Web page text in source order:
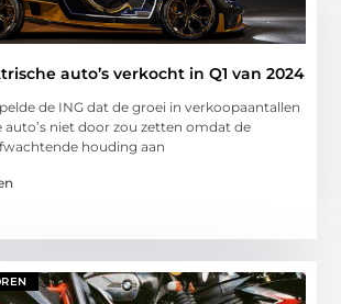
auto’s verkocht in Q1 van 2024
de ING dat de groei in verkoopaantallen
auto’s niet door zou zetten omdat de
houding aan